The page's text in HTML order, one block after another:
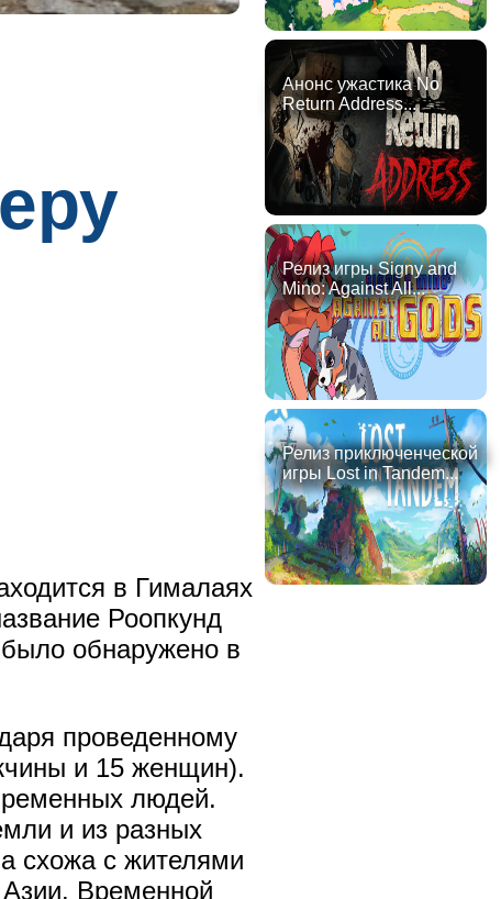
в Гималаях
Роопкунд
обнаружено в
проведенному
и 15 женщин).
людей.
и из разных
схожа с жителями
Временной
Анонс ужастика No
Return Address...
Релиз игры Signy and
Mino: Against All...
Релиз приключенческой
игры Lost in Tandem...